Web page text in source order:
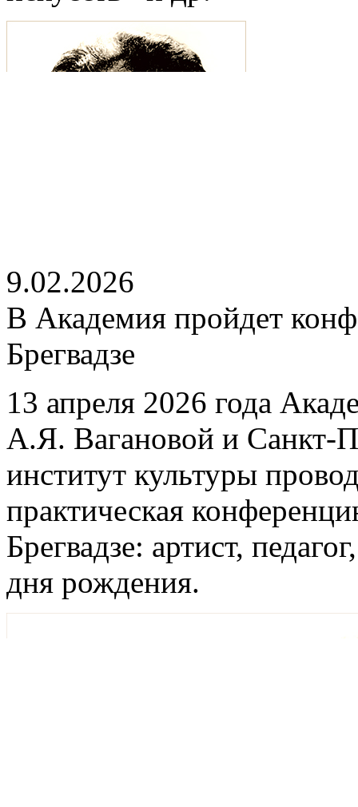
9.02.2026
В Академия пройдет
Брегвадзе
13 апреля 2026 года
А.Я. Вагановой и Санкт-
институт культуры
практическая
Брегвадзе: артист,
дня рождения.